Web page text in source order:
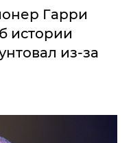
Гарри
истории
из-за